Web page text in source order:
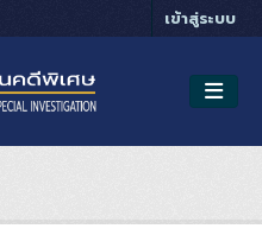
เข้าสู่ระบบ